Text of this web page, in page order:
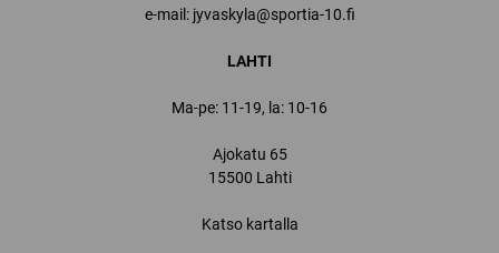
e-mail: jyvaskyla@sportia-10.fi
LAHTI
Ma-pe: 11-19, la: 10-16
Ajokatu 65
15500 Lahti
Katso kartalla